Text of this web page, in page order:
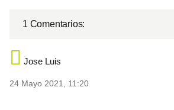
1 Comentarios:
Jose Luis
24 Mayo 2021, 11:20